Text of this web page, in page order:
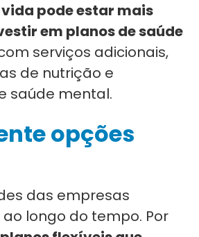
pode estar mais
em planos de saúde
serviços adicionais,
de nutrição e
saúde mental.
opções
das empresas
longo do tempo. Por